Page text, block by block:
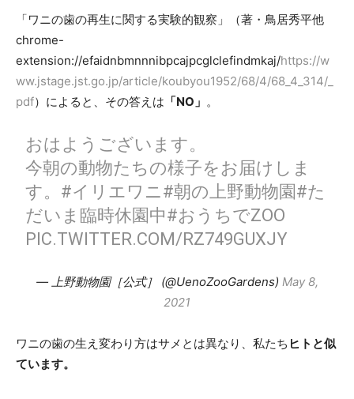
「ワニの歯の再生に関する実験的観察」（著・鳥居秀平他
chrome-
extension://efaidnbmnnnibpcajpcglclefindmkaj/https://w
ww.jstage.jst.go.jp/article/koubyou1952/68/4/68_4_314/_
pdf）によると、その答えは 「NO」 。
おはようございます。
今朝の動物たちの様子をお届けしま
す。 #イリエワニ#朝の上野動物園#た
だいま臨時休園中#おうちでZOO
PIC.TWITTER.COM/RZ749GUXJY
— 上野動物園［公式］ (@UenoZooGardens) May 8,
2021
ワニの歯の生え変わり方はサメとは異なり、私たち ヒトと似
ています。